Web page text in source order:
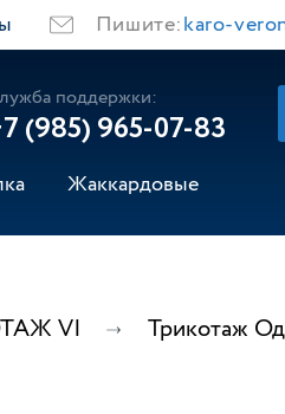
Пишите:karo-
поддержки:
(985) 965-07-83
Жаккардовые
VI Трикотаж